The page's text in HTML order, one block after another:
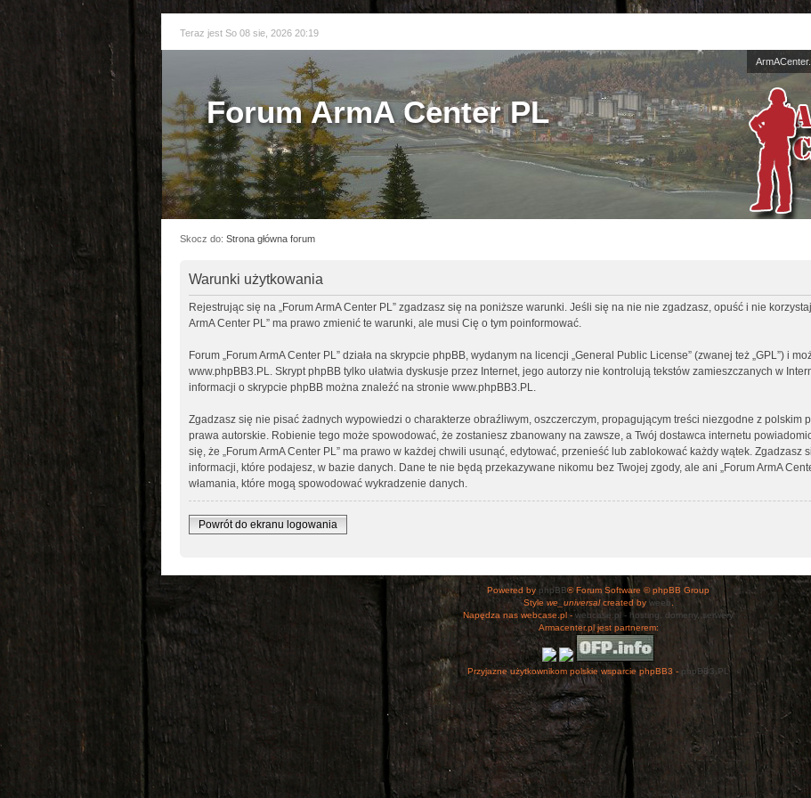
Teraz jest So 08 sie, 2026 20:19
Forum ArmA Center PL
Skocz do: Strona główna forum
Warunki użytkowania
Rejestrując się na „Forum ArmA Center PL” zgadzasz się na poniższe warunki. Jeśli się na nie nie zgadzasz, opuść i nie korzystaj
ArmA Center PL” ma prawo zmienić te warunki, ale musi Cię o tym poinformować.
Forum „Forum ArmA Center PL” działa na skrypcie phpBB, wydanym na licencji „General Public License” (zwanej też „GPL”) i
www.phpBB3.PL. Skrypt phpBB tylko ułatwia dyskusje przez Internet, jego autorzy nie kontrolują tekstów zamieszczanych w
informacji o skrypcie phpBB można znaleźć na stronie www.phpBB3.PL.
Zgadzasz się nie pisać żadnych wypowiedzi o charakterze obraźliwym, oszczerczym, propagującym treści niezgodne z polskim
prawa autorskie. Robienie tego może spowodować, że zostaniesz zbanowany na zawsze, a Twój dostawca internetu
się, że „Forum ArmA Center PL” ma prawo w każdej chwili usunąć, edytować, przenieść lub zablokować każdy wątek. Zgadzasz
informacji, które podajesz, w bazie danych. Dane te nie będą przekazywane nikomu bez Twojej zgody, ale ani „Forum ArmA
włamania, które mogą spowodować wykradzenie danych.
Powrót do ekranu logowania
Powered by phpBB® Forum Software © phpBB Group
Style we_universalcreated by weeb.
Napędza nas webcase.pl - webcase.pl - hosting, domeny, serwery
Armacenter.pl jest partnerem:
Przyjazne użytkownikom polskie wsparcie phpBB3 - phpBB3.PL